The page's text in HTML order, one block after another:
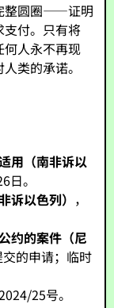
整圆圈——证明
支付。只有将
人永不再现
类的承诺。
用（南非诉以
。
诉以色列） ，
约的案件（尼
的申请；临时
25号。